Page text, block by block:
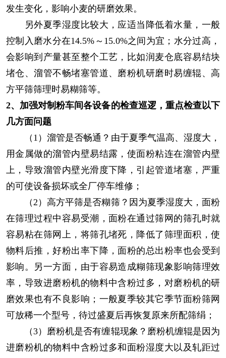
发生变化，影响小麦的研磨效果。
另外夏季湿度比较大，应适当降低着水量，一般
控制入磨水分在14.5%～15.0%之间为宜；水分过高，
会影响到产量甚至整个工艺，比如润麦仓底容易结块
堵仓、溜管不畅堵塞管道、磨粉机研磨时易缠辊、高
方平筛筛理时易糊筛等。
2、加强对制粉车间各设备的检查巡逻，重点检查以下
几方面问题
（1）溜管是否畅通？由于夏季气温高、湿度大，
用金属做的溜管内壁易结露，使面粉粘连在溜管内壁
上，导致溜管内壁光滑度下降，引起管道堵塞，严重
的可使设备损坏或全厂停车维修；
（2）高方平筛是否糊筛？因为夏季湿度大，面粉
在筛理过程中容易受潮，面粉在通过筛网的筛孔时就
容易粘在筛网上，将筛孔堵死，降低了筛理面积，使
物料后推，好粉出率下降，面粉的总出粉率也会受到
影响。另一方面，由于容易造成糊筛现象影响筛理效
率，导致进磨粉机的物料中含粉过多，对磨粉机的研
磨效果也有不良影响；一般夏季较其它季节面粉筛网
可放稀一个型号，待过盛夏后再恢复原来所配筛绢；
（3）磨粉机是否有缠辊现象？磨粉机缠辊是因为
进磨粉机的物料中含粉过多和面粉湿度大以及轧距过